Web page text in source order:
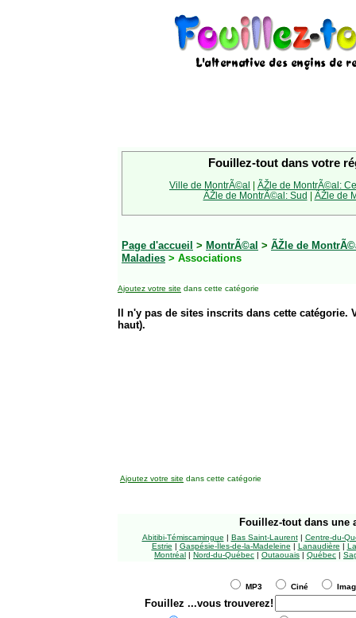
Fouillez-tout dans votre
Ville de MontrÃ©al | ÃŽle de MontrÃ©al:
ÃŽle de MontrÃ©al: Sud | ÃŽle de
Page d'accueil > MontrÃ©al > ÃŽle de
Maladies > Associations
Ajoutez votre site dans cette catégorie
Il n'y pas de sites inscrits dans cette
haut).
Ajoutez votre site dans cette catégorie
Fouillez-tout dans une
Abitibi-Témiscamingue | Bas Saint-Laurent| Centre-du-
Estrie | Gaspésie-Îles-de-la-Madeleine | Lanaudière |
Montréal | Nord-du-Québec | Outaouais | Québec |
MP3 Ciné
Fouillez ...vous trouverez!